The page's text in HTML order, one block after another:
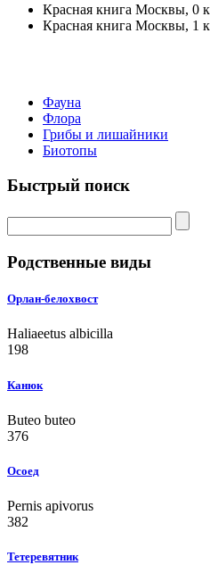
Красная книга Москвы, 0
Красная книга Москвы, 1
Фауна
Флора
Грибы и лишайники
Биотопы
Быстрый поиск
Родственные виды
Орлан-белохвост
Haliaeetus albicilla
198
Канюк
Buteo buteo
376
Осоед
Pernis apivorus
382
Тетеревятник